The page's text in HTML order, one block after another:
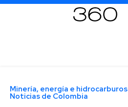
Minería, energía e hidrocarburos
Noticias de Colombia